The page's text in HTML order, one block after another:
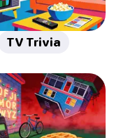
TV Trivia